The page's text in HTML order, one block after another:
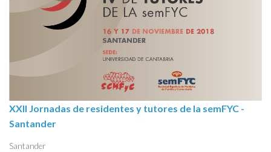
XXII Jornadas de residentes y tutores de la semFYC -
Santander
Santander